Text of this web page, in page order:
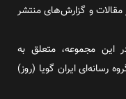
و گزارش‌های منتشر
این مجموعه، متعلق به
رسانه‌ای ایران گویا (روز)